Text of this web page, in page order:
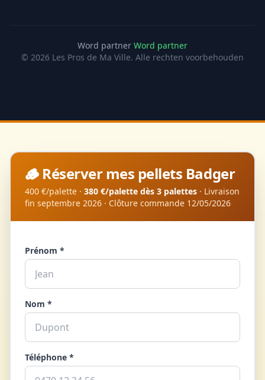
Word partner Word partner
© 2026 Les Pros de Ma Ville. Alle rechten voorbehouden
🪵 Réserver mes pellets Badger
400 €/palette · 380 €/palette dès 3 palettes · Livraison
fin septembre 2026 · Clôture commande 12/05/2026
Prénom *
Nom *
Téléphone *